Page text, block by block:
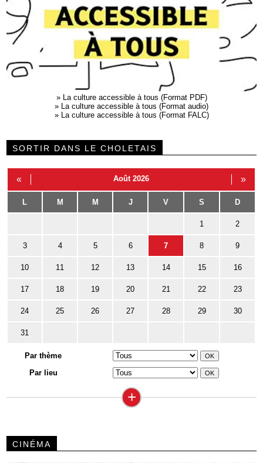
» La culture accessible à tous (Format PDF)
» La culture accessible à tous (Format audio)
» La culture accessible à tous (Format FALC)
SORTIR DANS LE CHOLETAIS
« Août 2026 »
L M M J V S D
1 2
3 4 5 6 7 8 9
10 11 12 13 14 15 16
17 18 19 20 21 22 23
24 25 26 27 28 29 30
31
Par thème
Par lieu
+
CINÉMA